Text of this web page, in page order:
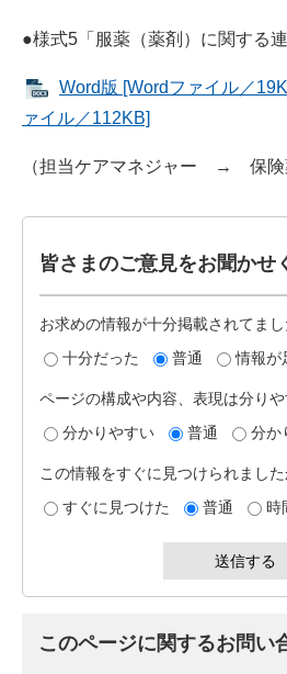
●様式5「服薬（薬剤）に関する連
Word版 [Wordファイル／
ァイル／112KB]
（担当ケアマネジャー → 保険
皆さまのご意見をお聞かせ
お求めの情報が十分掲載されてま
十分だった
普通 情報が
ページの構成や内容、表現は分り
分かりやすい
普通 分か
この情報をすぐに見つけられました
すぐに見つけた
普通 時
このページに関するお問い